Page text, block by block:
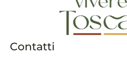
Contatti